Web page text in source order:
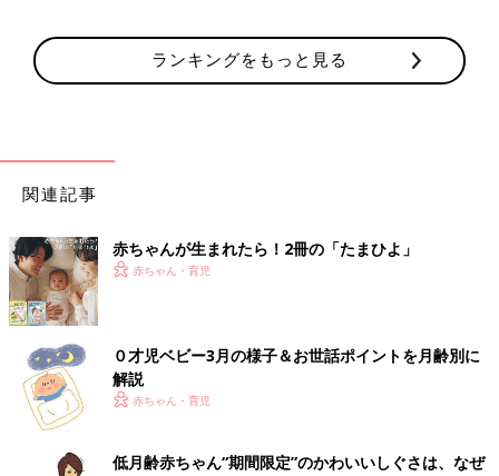
ランキングをもっと見る
関連記事
赤ちゃんが生まれたら！2冊の「たまひよ」
赤ちゃん・育児
０才児ベビー3月の様子＆お世話ポイントを月齢別に
解説
赤ちゃん・育児
低月齢赤ちゃん“期間限定”のかわいいしぐさは、なぜ